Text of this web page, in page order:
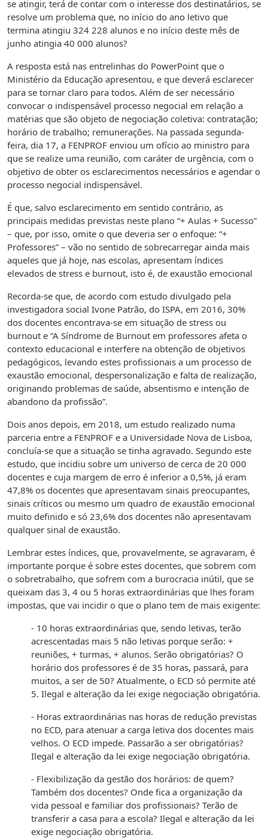
se atingir, terá de contar com o interesse dos destinatários, se
resolve um problema que, no início do ano letivo que
termina atingiu 324 228 alunos e no início deste mês de
junho atingia 40 000 alunos?
A resposta está nas entrelinhas do PowerPoint que o
Ministério da Educação apresentou, e que deverá esclarecer
para se tornar claro para todos. Além de ser necessário
convocar o indispensável processo negocial em relação a
matérias que são objeto de negociação coletiva: contratação;
horário de trabalho; remunerações. Na passada segunda-
feira, dia 17, a FENPROF enviou um ofício ao ministro para
que se realize uma reunião, com caráter de urgência, com o
objetivo de obter os esclarecimentos necessários e agendar o
processo negocial indispensável.
É que, salvo esclarecimento em sentido contrário, as
principais medidas previstas neste plano “+ Aulas + Sucesso”
– que, por isso, omite o que deveria ser o enfoque: “+
Professores” – vão no sentido de sobrecarregar ainda mais
aqueles que já hoje, nas escolas, apresentam índices
elevados de stress e burnout, isto é, de exaustão emocional
Recorda-se que, de acordo com estudo divulgado pela
investigadora social Ivone Patrão, do ISPA, em 2016, 30%
dos docentes encontrava-se em situação de stress ou
burnout e “A Síndrome de Burnout em professores afeta o
contexto educacional e interfere na obtenção de objetivos
pedagógicos, levando estes profissionais a um processo de
exaustão emocional, despersonalização e falta de realização,
originando problemas de saúde, absentismo e intenção de
abandono da profissão”.
Dois anos depois, em 2018, um estudo realizado numa
parceria entre a FENPROF e a Universidade Nova de Lisboa,
concluía-se que a situação se tinha agravado. Segundo este
estudo, que incidiu sobre um universo de cerca de 20 000
docentes e cuja margem de erro é inferior a 0,5%, já eram
47,8% os docentes que apresentavam sinais preocupantes,
sinais críticos ou mesmo um quadro de exaustão emocional
muito definido e só 23,6% dos docentes não apresentavam
qualquer sinal de exaustão.
Lembrar estes índices, que, provavelmente, se agravaram, é
importante porque é sobre estes docentes, que sobrem com
o sobretrabalho, que sofrem com a burocracia inútil, que se
queixam das 3, 4 ou 5 horas extraordinárias que lhes foram
impostas, que vai incidir o que o plano tem de mais exigente:
- 10 horas extraordinárias que, sendo letivas, terão
acrescentadas mais 5 não letivas porque serão: +
reuniões, + turmas, + alunos. Serão obrigatórias? O
horário dos professores é de 35 horas, passará, para
muitos, a ser de 50? Atualmente, o ECD só permite até
5. Ilegal e alteração da lei exige negociação obrigatória.
- Horas extraordinárias nas horas de redução previstas
no ECD, para atenuar a carga letiva dos docentes mais
velhos. O ECD impede. Passarão a ser obrigatórias?
Ilegal e alteração da lei exige negociação obrigatória.
- Flexibilização da gestão dos horários: de quem?
Também dos docentes? Onde fica a organização da
vida pessoal e familiar dos profissionais? Terão de
transferir a casa para a escola? Ilegal e alteração da lei
exige negociação obrigatória.